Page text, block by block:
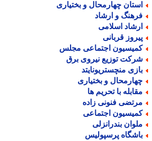
چهارمحال و بختیاری
و ارشاد
اسلامی
قربانی
اجتماعی مجلس
توزیع نیروی برق
منچستریونایتد
و بختیاری
با تحریم ها
فنونی زاده
اجتماعی
بندرانزلی
پرسپولیس